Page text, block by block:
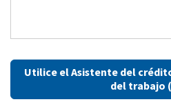
Utilice el Asistente del
del trabajo